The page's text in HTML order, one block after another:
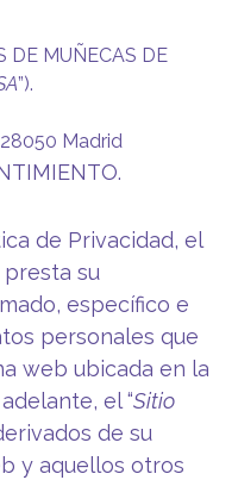
DE MUÑECAS DE
”).
Madrid
de Privacidad, el
su
específico e
personales que
web ubicada en la
el “Sitio
de su
y aquellos otros